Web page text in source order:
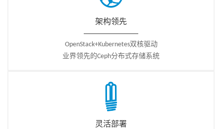
架构领先
OpenStack+Kubernetes双核驱动
业界领先的Ceph分布式存储系统
灵活部署